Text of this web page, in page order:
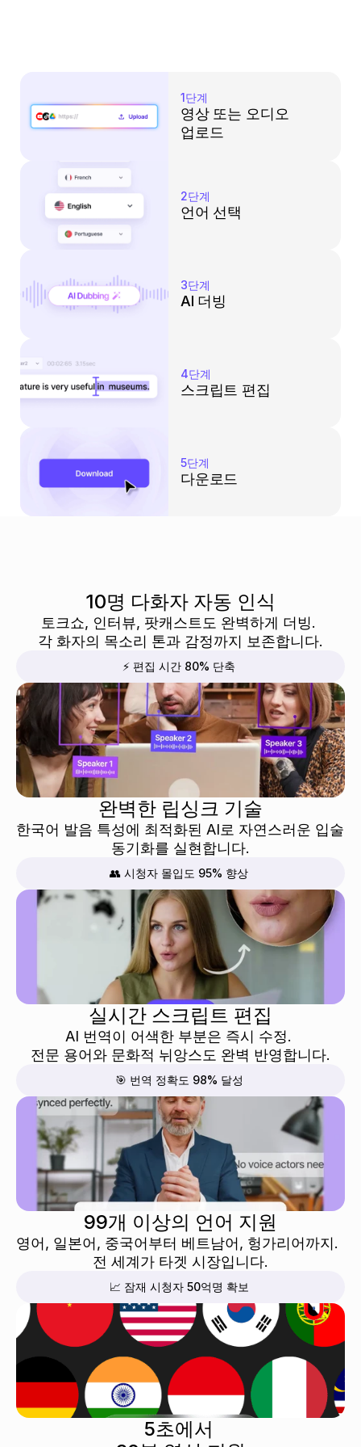
1단계
영상 또는 오디오
업로드
2단계
언어 선택
3단계
AI 더빙
4단계
스크립트 편집
5단계
다운로드
10명 다화자 자동 인식
토크쇼, 인터뷰, 팟캐스트도 완벽하게 더빙.
각 화자의 목소리 톤과 감정까지 보존합니다.
⚡ 편집 시간 80% 단축
완벽한 립싱크 기술
한국어 발음 특성에 최적화된 AI로 자연스러운 입술
동기화를 실현합니다.
👥 시청자 몰입도 95% 향상
실시간 스크립트 편집
AI 번역이 어색한 부분은 즉시 수정.
전문 용어와 문화적 뉘앙스도 완벽 반영합니다.
🎯 번역 정확도 98% 달성
99개 이상의 언어 지원
영어, 일본어, 중국어부터 베트남어, 헝가리어까지.
전 세계가 타겟 시장입니다.
📈 잠재 시청자 50억명 확보
5초에서